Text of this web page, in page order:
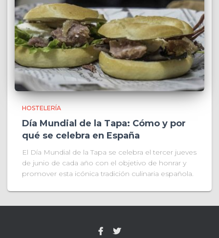
HOSTELERÍA
Día Mundial de la Tapa: Cómo y por
qué se celebra en España
El Día Mundial de la Tapa se celebra el tercer jueves
de junio de cada año con el objetivo de honrar y
promover esta icónica tradición culinaria española.